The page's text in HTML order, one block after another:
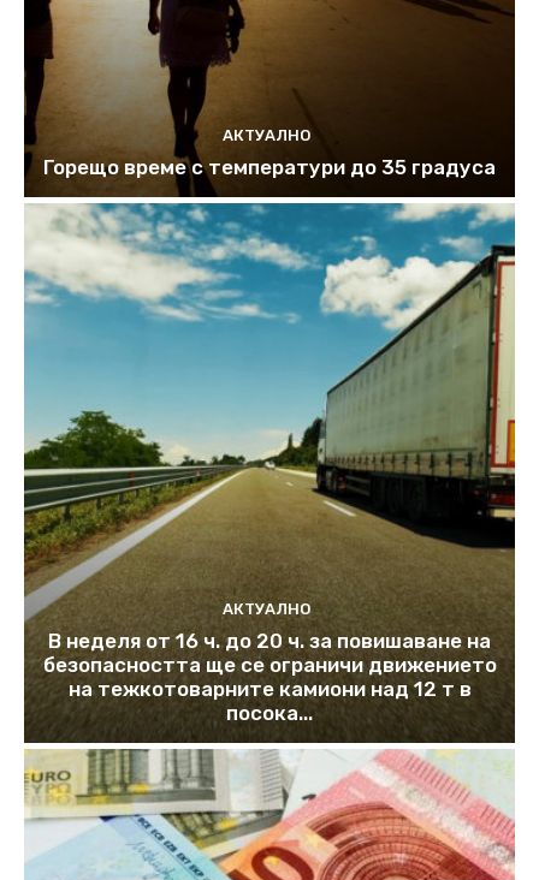
АКТУАЛНО
Горещо време с температури до 35 градуса
АКТУАЛНО
В неделя от 16 ч. до 20 ч. за повишаване на
безопасността ще се ограничи движението
на тежкотоварните камиони над 12 т в
посока...